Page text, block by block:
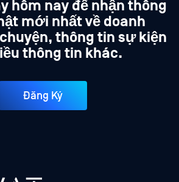
hôm nay để nhận thông
mới nhất về doanh
thông tin sự kiện
thông tin khác.
Đăng Ký